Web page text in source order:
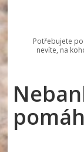
Potřebujete
nevíte, na